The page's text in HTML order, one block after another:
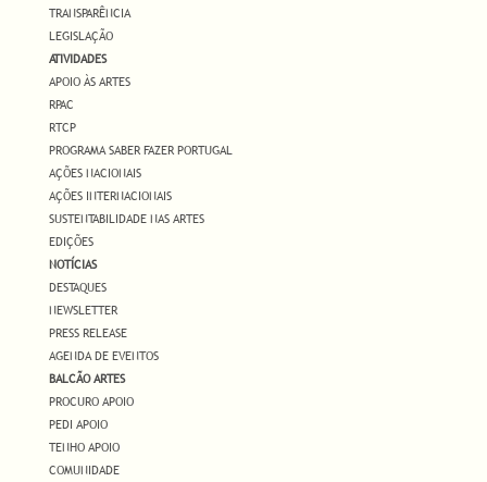
TRANSPARÊNCIA
LEGISLAÇÃO
ATIVIDADES
APOIO ÀS ARTES
RPAC
RTCP
PROGRAMA SABER FAZER PORTUGAL
AÇÕES NACIONAIS
AÇÕES INTERNACIONAIS
SUSTENTABILIDADE NAS ARTES
EDIÇÕES
NOTÍCIAS
DESTAQUES
NEWSLETTER
PRESS RELEASE
AGENDA DE EVENTOS
BALCÃO ARTES
PROCURO APOIO
PEDI APOIO
TENHO APOIO
COMUNIDADE